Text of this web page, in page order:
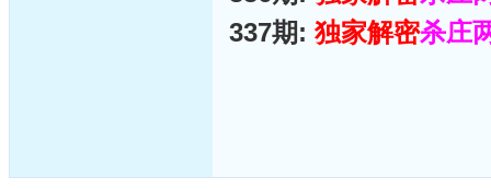
337期: 独家解密杀庄